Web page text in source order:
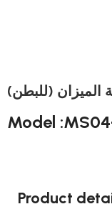
الميزان (للبطن)
Model
Product